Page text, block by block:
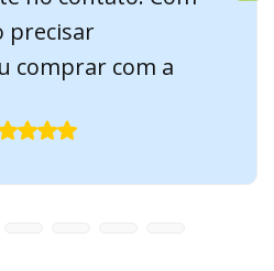
precisar
comprar com a